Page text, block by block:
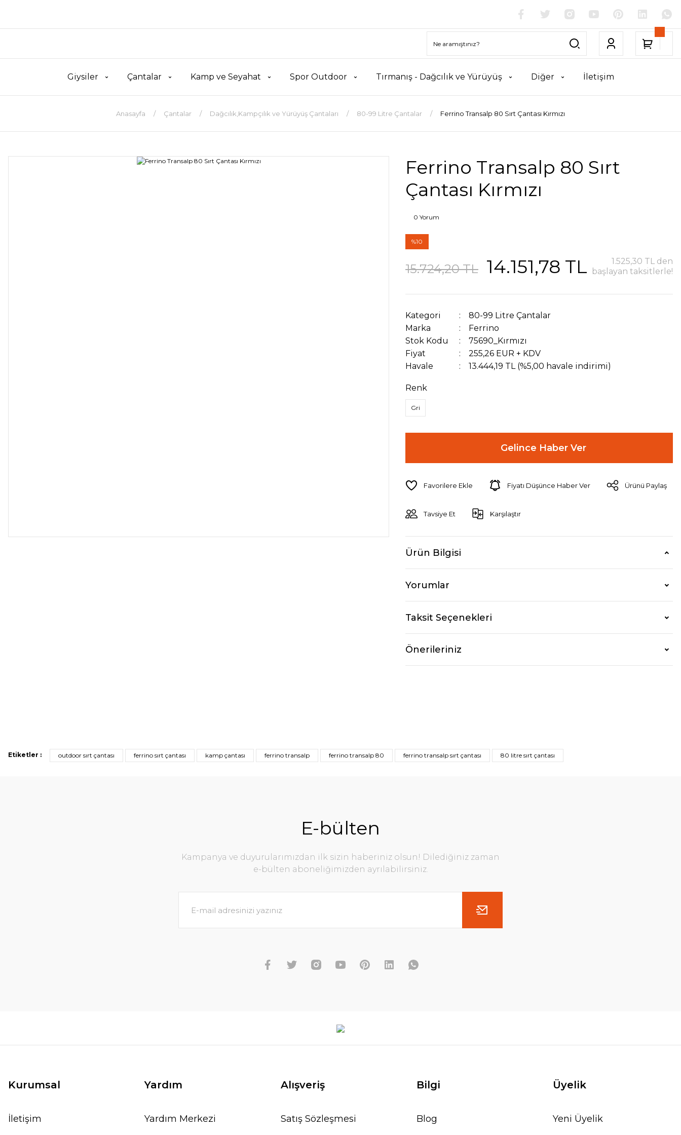
Giysiler Çantalar Kamp ve Seyahat Spor Outdoor Tırmanış - Dağcılık ve Yürüyüş Diğer İletişim
Anasayfa Çantalar Dağcılık,Kampçılık ve Yürüyüş Çantaları 80-99 Litre Çantalar Ferrino Transalp 80 Sırt Çantası Kırmızı
Ferrino Transalp 80 Sırt
Çantası Kırmızı
0 Yorum
%10
15.724,20 TL 14.151,78 TL
1.525,30 TL den
başlayan taksitlerle!
Kategori
80-99 Litre Çantalar
Marka
Ferrino
Stok Kodu
75690_Kırmızı
Fiyat
255,26 EUR + KDV
Havale
13.444,19 TL (%5,00 havale indirimi)
Renk
Gri
Gelince Haber Ver
Fiyatı Düşünce Haber Ver Ürünü Paylaş
Tavsiye Et Karşılaştır
Ürün Bilgisi
Yorumlar
Taksit Seçenekleri
Önerileriniz
Etiketler : outdoor sırt çantası ferrino sırt çantası kamp çantası ferrino transalp ferrino transalp 80 ferrino transalp sırt çantası 80 litre sırt çantası
E-bülten
Kampanya ve duyurularımızdan ilk sizin haberiniz olsun! Dilediğiniz zaman
e-bülten aboneliğimizden ayrılabilirsiniz.
Kurumsal
İletişim
Yardım
Yardım Merkezi
Alışveriş
Satış Sözleşmesi
Bilgi
Blog
Üyelik
Yeni Üyelik